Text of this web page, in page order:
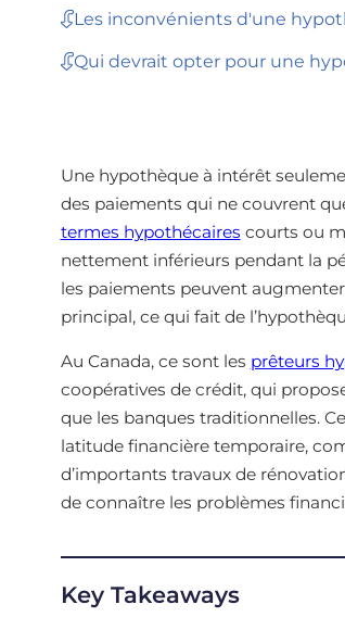
Les inconvénients d'une
Qui devrait opter pour une
Une hypothèque à intérêt
des paiements qui ne couvrent
termes hypothécaires courts ou
nettement inférieurs pendant la
les paiements peuvent
principal, ce qui fait de
Au Canada, ce sont les prêteurs
coopératives de crédit, qui
que les banques traditionnelles.
latitude financière temporaire,
d’importants travaux de
de connaître les problèmes
Key Takeaways